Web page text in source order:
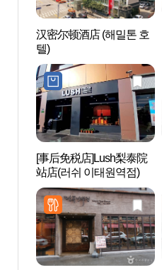
汉密尔顿酒店 (해밀톤 호
텔)
[事后免税店]Lush梨泰院
站店(러쉬 이태원역점)